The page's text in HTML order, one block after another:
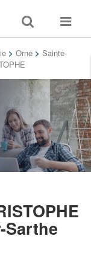
Toggle
search
Toggle
> Orne > Sainte-
Sarthe